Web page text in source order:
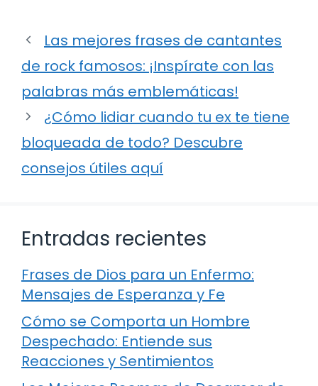
Las mejores frases de cantantes
de rock famosos: ¡Inspírate con las
palabras más emblemáticas!
¿Cómo lidiar cuando tu ex te tiene
bloqueada de todo? Descubre
consejos útiles aquí
Entradas recientes
Frases de Dios para un Enfermo:
Mensajes de Esperanza y Fe
Cómo se Comporta un Hombre
Despechado: Entiende sus
Reacciones y Sentimientos